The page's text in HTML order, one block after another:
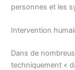
personnes et les
Intervention
Dans de
techniquement «